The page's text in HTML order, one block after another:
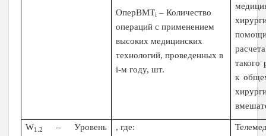
ОперВМТi –Количество
операций с применением
высоких медицинских
технологий, проведенных в
i-м году, шт.
такого
к
W1.2
– Уровень
, где: